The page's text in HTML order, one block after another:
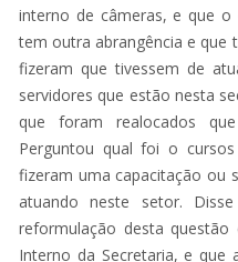
interno de câmeras, e que o
tem outra abrangência e que
fizeram que tivessem de
servidores que estão nesta
que foram realocados
Perguntou qual foi o
fizeram uma capacitação ou
atuando neste setor.
reformulação desta questão
Interno da Secretaria, e